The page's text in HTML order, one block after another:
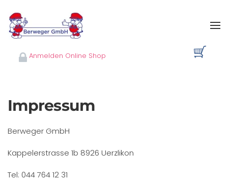
Skip to main content
Anmelden Online Shop
Impressum
Berweger GmbH
Kappelerstrasse 1b 8926 Uerzlikon
Tel: 044 764 12 31